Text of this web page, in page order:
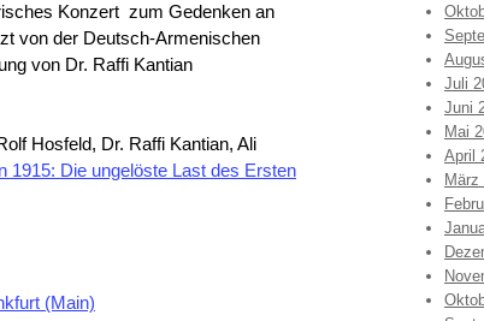
Konzert zum Gedenken an
von der Deutsch-Armenischen
von Dr. Raffi Kantian
Hosfeld, Dr. Raffi Kantian, Ali
1915: Die ungelöste Last des Ersten
(Main)
Juli
Juni
Mai
April
März